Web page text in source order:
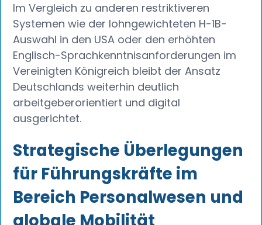
Im Vergleich zu anderen restriktiveren
Systemen wie der lohngewichteten H-1B-
Auswahl in den USA oder den erhöhten
Englisch-Sprachkenntnisanforderungen im
Vereinigten Königreich bleibt der Ansatz
Deutschlands weiterhin deutlich
arbeitgeberorientiert und digital
ausgerichtet.
Strategische Überlegungen
für Führungskräfte im
Bereich Personalwesen und
globale Mobilität